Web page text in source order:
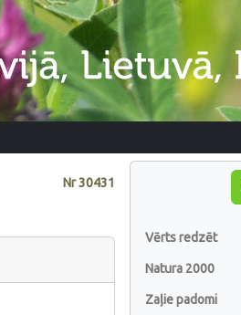
Nr30431
Vērts redzēt
Natura 2000
Zaļie padomi